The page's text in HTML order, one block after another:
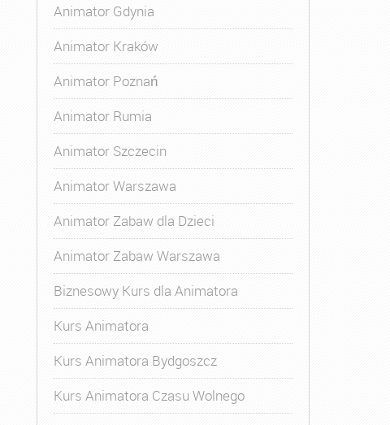
Animator Gdynia
Animator Kraków
Animator Poznań
Animator Rumia
Animator Szczecin
Animator Warszawa
Animator Zabaw dla Dzieci
Animator Zabaw Warszawa
Biznesowy Kurs dla Animatora
Kurs Animatora
Kurs Animatora Bydgoszcz
Kurs Animatora Czasu Wolnego